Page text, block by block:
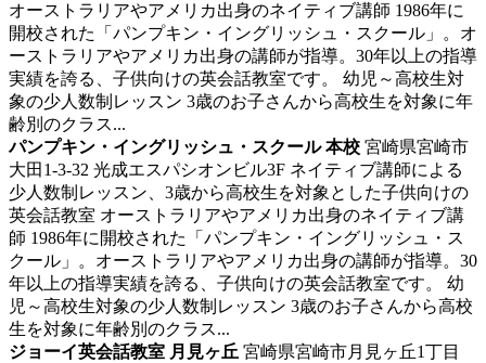
オーストラリアやアメリカ出身のネイティブ講師 1986年に
開校された「パンプキン・イングリッシュ・スクール」。オ
ーストラリアやアメリカ出身の講師が指導。30年以上の指導
実績を誇る、子供向けの英会話教室です。 幼児～高校生対
象の少人数制レッスン 3歳のお子さんから高校生を対象に年
齢別のクラス...
パンプキン・イングリッシュ・スクール 本校 宮崎県宮崎市
大田1-3-32 光成エスパシオンビル3F ネイティブ講師による
少人数制レッスン、3歳から高校生を対象とした子供向けの
英会話教室 オーストラリアやアメリカ出身のネイティブ講
師 1986年に開校された「パンプキン・イングリッシュ・ス
クール」。オーストラリアやアメリカ出身の講師が指導。30
年以上の指導実績を誇る、子供向けの英会話教室です。 幼
児～高校生対象の少人数制レッスン 3歳のお子さんから高校
生を対象に年齢別のクラス...
ジョーイ英会話教室 月見ヶ丘 宮崎県宮崎市月見ヶ丘1丁目